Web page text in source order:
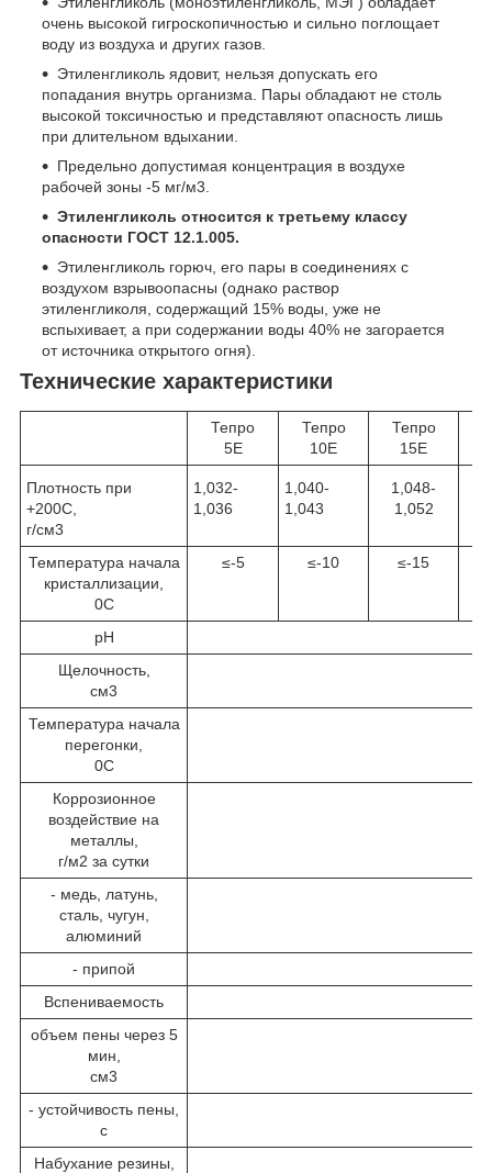
очень высокой гигроскопичностью и сильно поглощает
воду из воздуха и других газов.
Этиленгликоль ядовит, нельзя допускать его
попадания внутрь организма. Пары обладают не столь
высокой токсичностью и представляют опасность лишь
при длительном вдыхании.
Предельно допустимая концентрация в воздухе
рабочей зоны -5 мг/м3.
Этиленгликоль относится к третьему классу
опасности ГОСТ 12.1.005.
Этиленгликоль горюч, его пары в соединениях с
воздухом взрывоопасны (однако раствор
этиленгликоля, содержащий 15% воды, уже не
вспыхивает, а при содержании воды 40% не загорается
от источника открытого огня).
Технические характеристики
Тепро
5Е
Тепро
10Е
Тепро
15Е
Плотность при
+200С,
г/см3
1,032-
1,036
1,040-
1,043
1,048-
1,052
Температура начала
кристаллизации,
0С
≤-5 ≤-10 ≤-15
рН
Щелочность,
см3
Температура начала
перегонки,
0С
Коррозионное
воздействие на
металлы,
г/м2 за сутки
- медь, латунь,
сталь, чугун,
алюминий
- припой
Вспениваемость
объем пены через 5
мин,
см3
- устойчивость пены,
с
Набухание резины,